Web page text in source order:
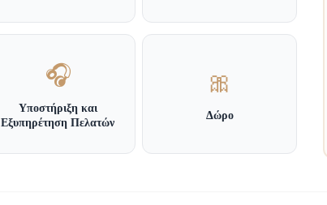
🎧
Υποστήριξη και
Εξυπηρέτηση Πελατών
🎀
Δώρο